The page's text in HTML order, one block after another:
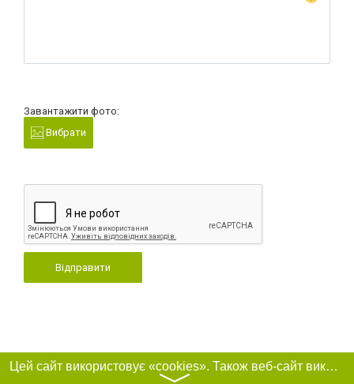
Завантажити фото:
Вибрати
Відправити
Цей сайт використовує «cookies». Також веб-сайт використовує інтернет-сервіс для збору технічних даних стосовно відвідувачів з метою отримання маркетингової та статистичної інформації. Умови обробки даних відвідувачів сайту див.
〉